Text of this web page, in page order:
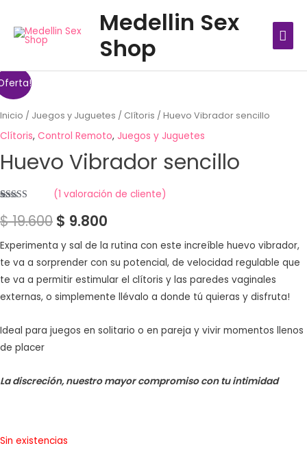
contenido
Medellin Sex
Shop
Inicio / Juegos y Juguetes / Clítoris / Huevo Vibrador sencillo
Clítoris, Control Remoto, Juegos y Juguetes
Huevo Vibrador sencillo
con 5.00de
5 en base a
de un cliente
(1 valoración de cliente)
$19.600 $ 9.800
Experimenta y sal de la rutina con este increíble huevo vibrador,
te va a sorprender con su potencial, de velocidad regulable que
te va a permitir estimular el clítoris y las paredes vaginales
externas, o simplemente llévalo a donde tú quieras y disfruta!
Ideal para juegos en solitario o en pareja y vivir momentos llenos
de placer
La discreción, nuestro mayor compromiso con tu intimidad
Sin existencias